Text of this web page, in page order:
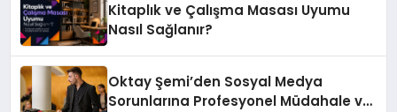
Kitaplık ve Çalışma Masası Uyumu
Nasıl Sağlanır?
Oktay Şemi’den Sosyal Medya
Sorunlarına Profesyonel Müdahale ve